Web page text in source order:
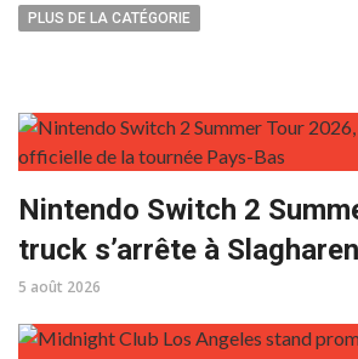
PLUS DE LA CATÉGORIE
Nintendo Switch 2
truck s’arrête à
5 août 2026